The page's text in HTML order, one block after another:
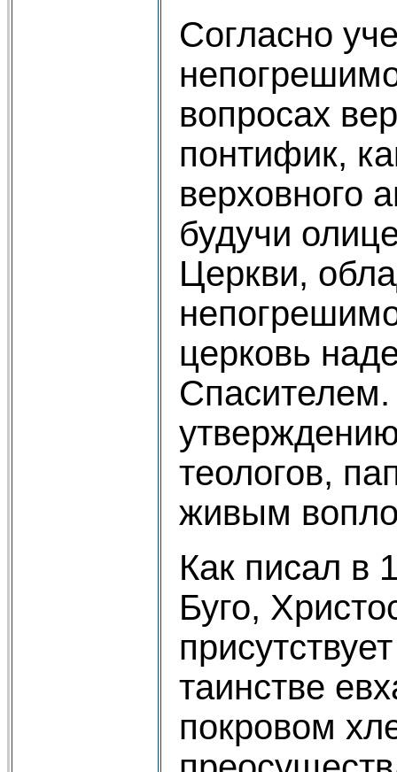
Согласно
вопросах
понтифик,
верховного
будучи
Церкви,
церковь
Спасителем.
теологов,
живым
Как писал в
Буго,
таинстве
покровом